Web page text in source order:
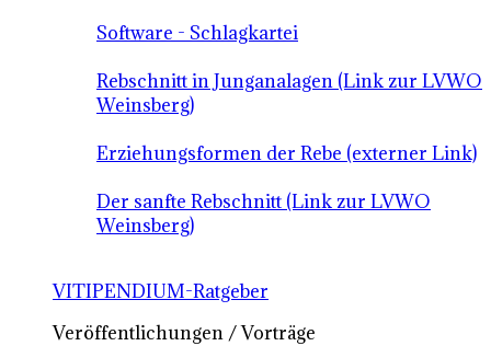
Software - Schlagkartei
Rebschnitt in Junganalagen (Link zur LVWO
Weinsberg)
Erziehungsformen der Rebe (externer Link)
Der sanfte Rebschnitt (Link zur LVWO
Weinsberg)
VITIPENDIUM-Ratgeber
Veröffentlichungen / Vorträge